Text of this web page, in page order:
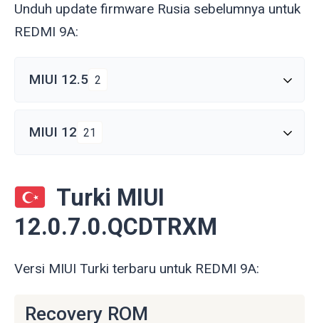
Unduh update firmware Rusia sebelumnya untuk
REDMI 9A:
MIUI 12.5 2
MIUI 12 21
Turki MIUI
12.0.7.0.QCDTRXM
Versi MIUI Turki terbaru untuk REDMI 9A:
Recovery ROM